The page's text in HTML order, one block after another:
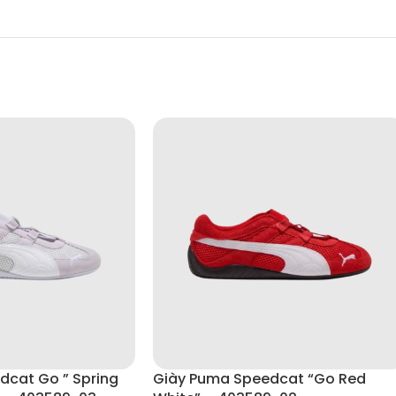
dễ dàng trở thành điểm nhấn trong outfit. Dù kết hợp với quần
Go ” Spring
Giày Puma Speedcat “Go Red